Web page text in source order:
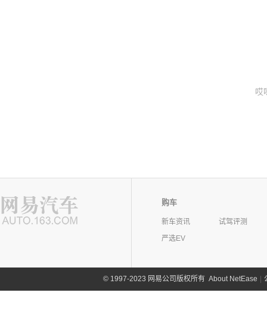
哎
购车
新车资讯
试驾评测
严选EV
©1997-2023 网易公司版权所有 About NetEase